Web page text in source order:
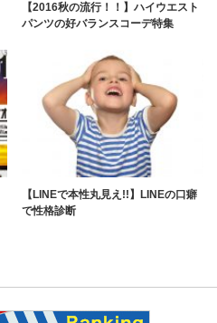
【2016秋の流行！！】ハイウエスト
パンツの好バランスコーデ特集
【LINEで本性丸見え!!】LINEの口癖
で性格診断